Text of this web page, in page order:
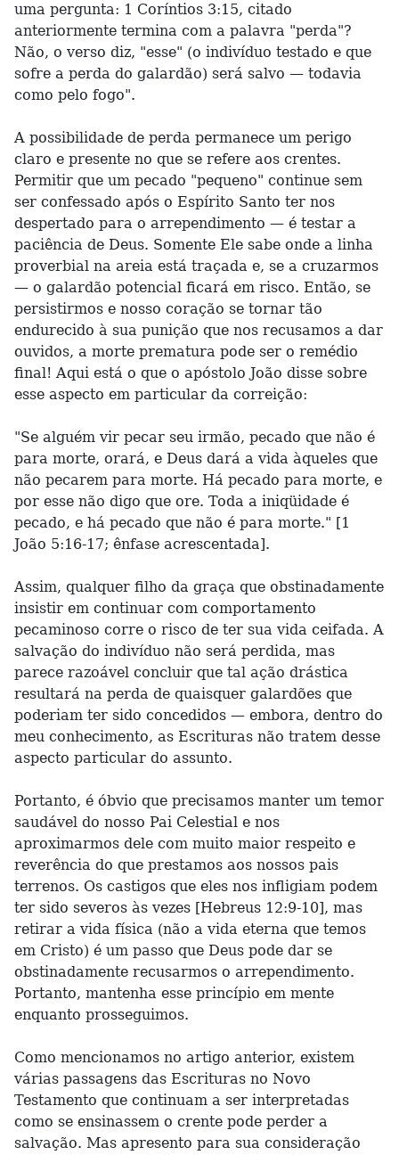
uma pergunta: 1 Coríntios 3:15, citado
anteriormente termina com a palavra "perda"?
Não, o verso diz, "esse" (o indivíduo testado e que
sofre a perda do galardão) será salvo — todavia
como pelo fogo".
A possibilidade de perda permanece um perigo
claro e presente no que se refere aos crentes.
Permitir que um pecado "pequeno" continue sem
ser confessado após o Espírito Santo ter nos
despertado para o arrependimento — é testar a
paciência de Deus. Somente Ele sabe onde a linha
proverbial na areia está traçada e, se a cruzarmos
— o galardão potencial ficará em risco. Então, se
persistirmos e nosso coração se tornar tão
endurecido à sua punição que nos recusamos a dar
ouvidos, a morte prematura pode ser o remédio
final! Aqui está o que o apóstolo João disse sobre
esse aspecto em particular da correição:
"Se alguém vir pecar seu irmão, pecado que não é
para morte, orará, e Deus dará a vida àqueles que
não pecarem para morte. Há pecado para morte, e
por esse não digo que ore. Toda a iniqüidade é
pecado, e há pecado que não é para morte." [1
João 5:16-17; ênfase acrescentada].
Assim, qualquer filho da graça que obstinadamente
insistir em continuar com comportamento
pecaminoso corre o risco de ter sua vida ceifada. A
salvação do indivíduo não será perdida, mas
parece razoável concluir que tal ação drástica
resultará na perda de quaisquer galardões que
poderiam ter sido concedidos — embora, dentro do
meu conhecimento, as Escrituras não tratem desse
aspecto particular do assunto.
Portanto, é óbvio que precisamos manter um temor
saudável do nosso Pai Celestial e nos
aproximarmos dele com muito maior respeito e
reverência do que prestamos aos nossos pais
terrenos. Os castigos que eles nos infligiam podem
ter sido severos às vezes [Hebreus 12:9-10], mas
retirar a vida física (não a vida eterna que temos
em Cristo) é um passo que Deus pode dar se
obstinadamente recusarmos o arrependimento.
Portanto, mantenha esse princípio em mente
enquanto prosseguimos.
Como mencionamos no artigo anterior, existem
várias passagens das Escrituras no Novo
Testamento que continuam a ser interpretadas
como se ensinassem o crente pode perder a
salvação. Mas apresento para sua consideração